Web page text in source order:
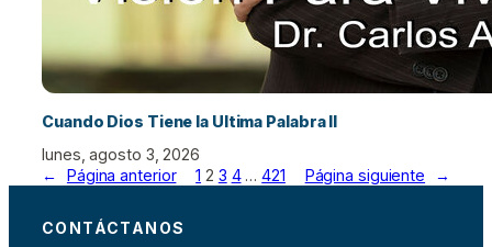
Cuando Dios Tiene la Ultima Palabra II
lunes, agosto 3, 2026
←
Página anterior 1 2 3 4 … 421 Página siguiente →
CONTÁCTANOS